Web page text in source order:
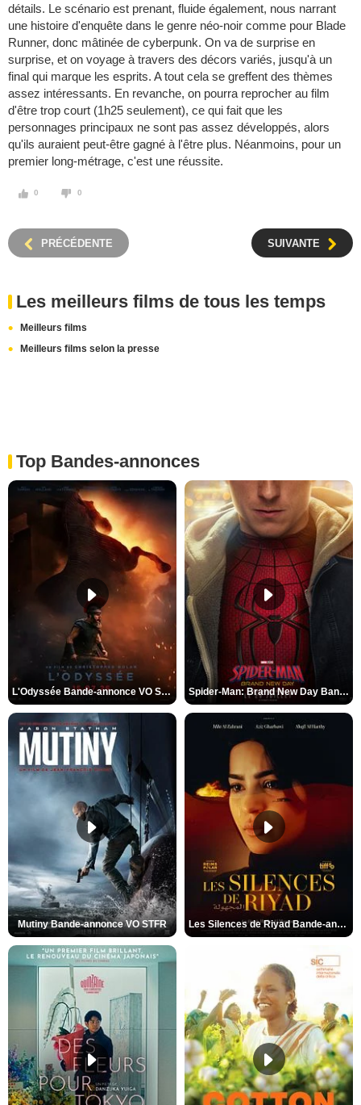
détails. Le scénario est prenant, fluide également, nous narrant
une histoire d'enquête dans le genre néo-noir comme pour Blade
Runner, donc mâtinée de cyberpunk. On va de surprise en
surprise, et on voyage à travers des décors variés, jusqu'à un
final qui marque les esprits. A tout cela se greffent des thèmes
assez intéressants. En revanche, on pourra reprocher au film
d'être trop court (1h25 seulement), ce qui fait que les
personnages principaux ne sont pas assez développés, alors
qu'ils auraient peut-être gagné à l'être plus. Néanmoins, pour un
premier long-métrage, c'est une réussite.
0 0
PRÉCÉDENTE SUIVANTE
Les meilleurs films de tous les temps
Meilleurs films
Meilleurs films selon la presse
Top Bandes-annonces
L'Odyssée Bande-annonce VO STFR Spider-Man: Brand New Day Bande-annonce VO STFR
Mutiny Bande-annonce VO STFR Les Silences de Riyad Bande-annonce VO STFR